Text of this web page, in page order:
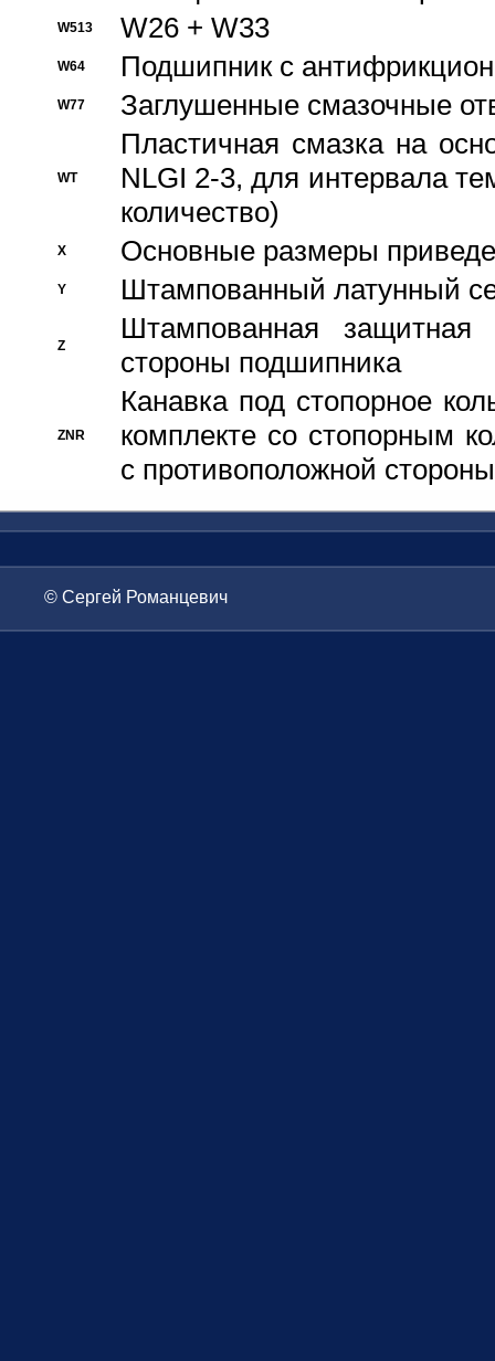
W513 W26 + W33
W64 Подшипник с
W77 Заглушенные смазочные
WT
Пластичная смазка на
NLGI 2-3, для интервала
количество)
X Основные размеры
Y Штампованный латунный
Z
Штампованная
стороны подшипника
ZNR
Канавка под стопорное
комплекте со стопорным
с противоположной стороны
© Сергей Романцевич